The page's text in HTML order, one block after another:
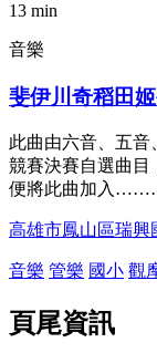
13 min
音樂
斐伊川奇稻田
此曲由六音、五音
競賽決賽自選曲目
便將此曲加入
高雄市鳳山區瑞興
音樂 管樂 國小 觀
頁尾資訊